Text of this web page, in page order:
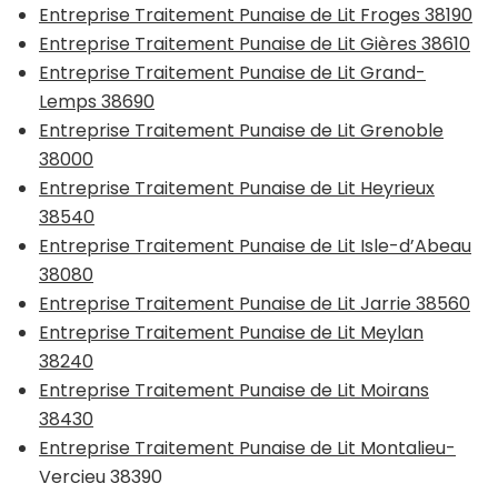
Entreprise Traitement Punaise de Lit Froges 38190
Entreprise Traitement Punaise de Lit Gières 38610
Entreprise Traitement Punaise de Lit Grand-
Lemps 38690
Entreprise Traitement Punaise de Lit Grenoble
38000
Entreprise Traitement Punaise de Lit Heyrieux
38540
Entreprise Traitement Punaise de Lit Isle-d’Abeau
38080
Entreprise Traitement Punaise de Lit Jarrie 38560
Entreprise Traitement Punaise de Lit Meylan
38240
Entreprise Traitement Punaise de Lit Moirans
38430
Entreprise Traitement Punaise de Lit Montalieu-
Vercieu 38390